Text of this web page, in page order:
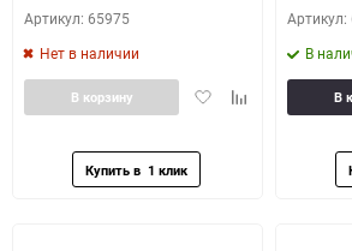
Артикул: 65975
Нет в наличии
ДобавитьДобавить
В корзину
Артикул:
В
В